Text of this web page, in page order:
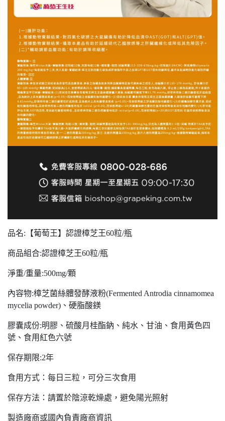
品名:【葡萄王】認證樟芝王60粒/瓶
商品組合:認證樟芝王60粒/瓶
淨重/重量:500mg/顆
內容物:樟芝菌絲體發酵液粉(Fermented Antrodia cinnamomea
mycelia powder)、硬脂酸鎂
膠囊成份:明膠、硫酸月桂酯鈉、純水、甘油、食用黃色四
號、食用紅色六號
保存期限:2年
食用方式：每日三粒，可分三次食用
保存方法：請置於陰涼乾燥處，避免陽光照射
製造廠商或國內負責廠商資訊